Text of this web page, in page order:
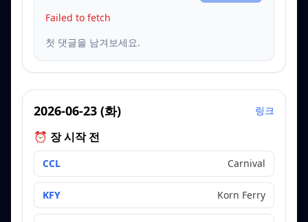
Failed to fetch
첫 댓글을 남겨보세요.
2026-06-23 (화) 링크
⏰ 장 시작 전
CCL Carnival
KFY Korn Ferry